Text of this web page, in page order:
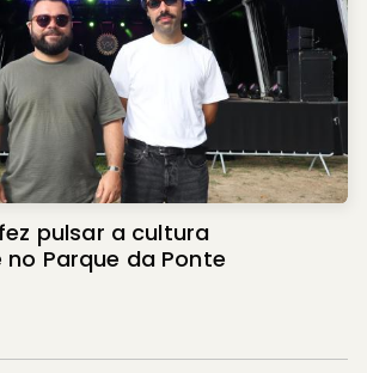
fez pulsar a cultura
Parque da Ponte